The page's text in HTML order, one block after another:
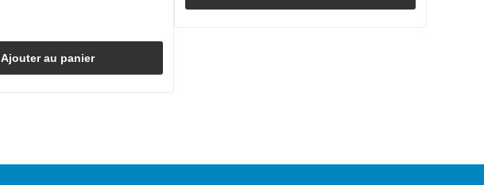
Ajouter au panier